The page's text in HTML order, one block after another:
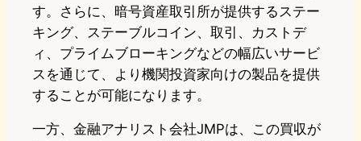
す。さらに、暗号資産取引所が提供するステー
キング、ステーブルコイン、取引、カストデ
ィ、プライムブローキングなどの幅広いサービ
スを通じて、より機関投資家向けの製品を提供
することが可能になります。
一方、金融アナリスト会社JMPは、この買収が